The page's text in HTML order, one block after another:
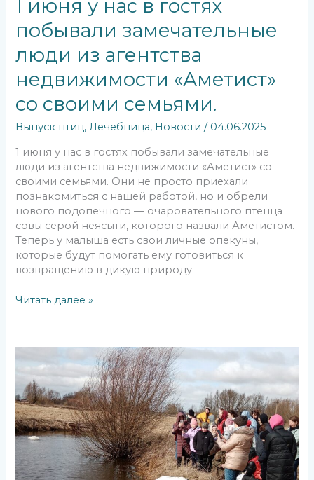
1 июня у нас в гостях
побывали замечательные
люди из агентства
недвижимости «Аметист»
со своими семьями.
Выпуск птиц,Лечебница, Новости / 04.06.2025
1 июня у нас в гостях побывали замечательные
люди из агентства недвижимости «Аметист» со
своими семьями. Они не просто приехали
познакомиться с нашей работой, но и обрели
нового подопечного — очаровательного птенца
совы серой неясыти, которого назвали Аметистом.
Теперь у малыша есть свои личные опекуны,
которые будут помогать ему готовиться к
возвращению в дикую природу
Читать далее »
стали
участниками
нашего
ежегодного
весеннего
выпуска
птиц